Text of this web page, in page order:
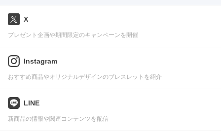
X
プレゼント企画や期間限定のキャンペーンを開催
Instagram
おすすめ商品やオリジナルデザインのブレスレットを紹介
LINE
新商品の情報や関連コンテンツを配信